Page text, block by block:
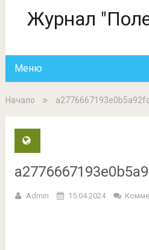
Журнал
Меню
Начало
Admin 15.04.2024